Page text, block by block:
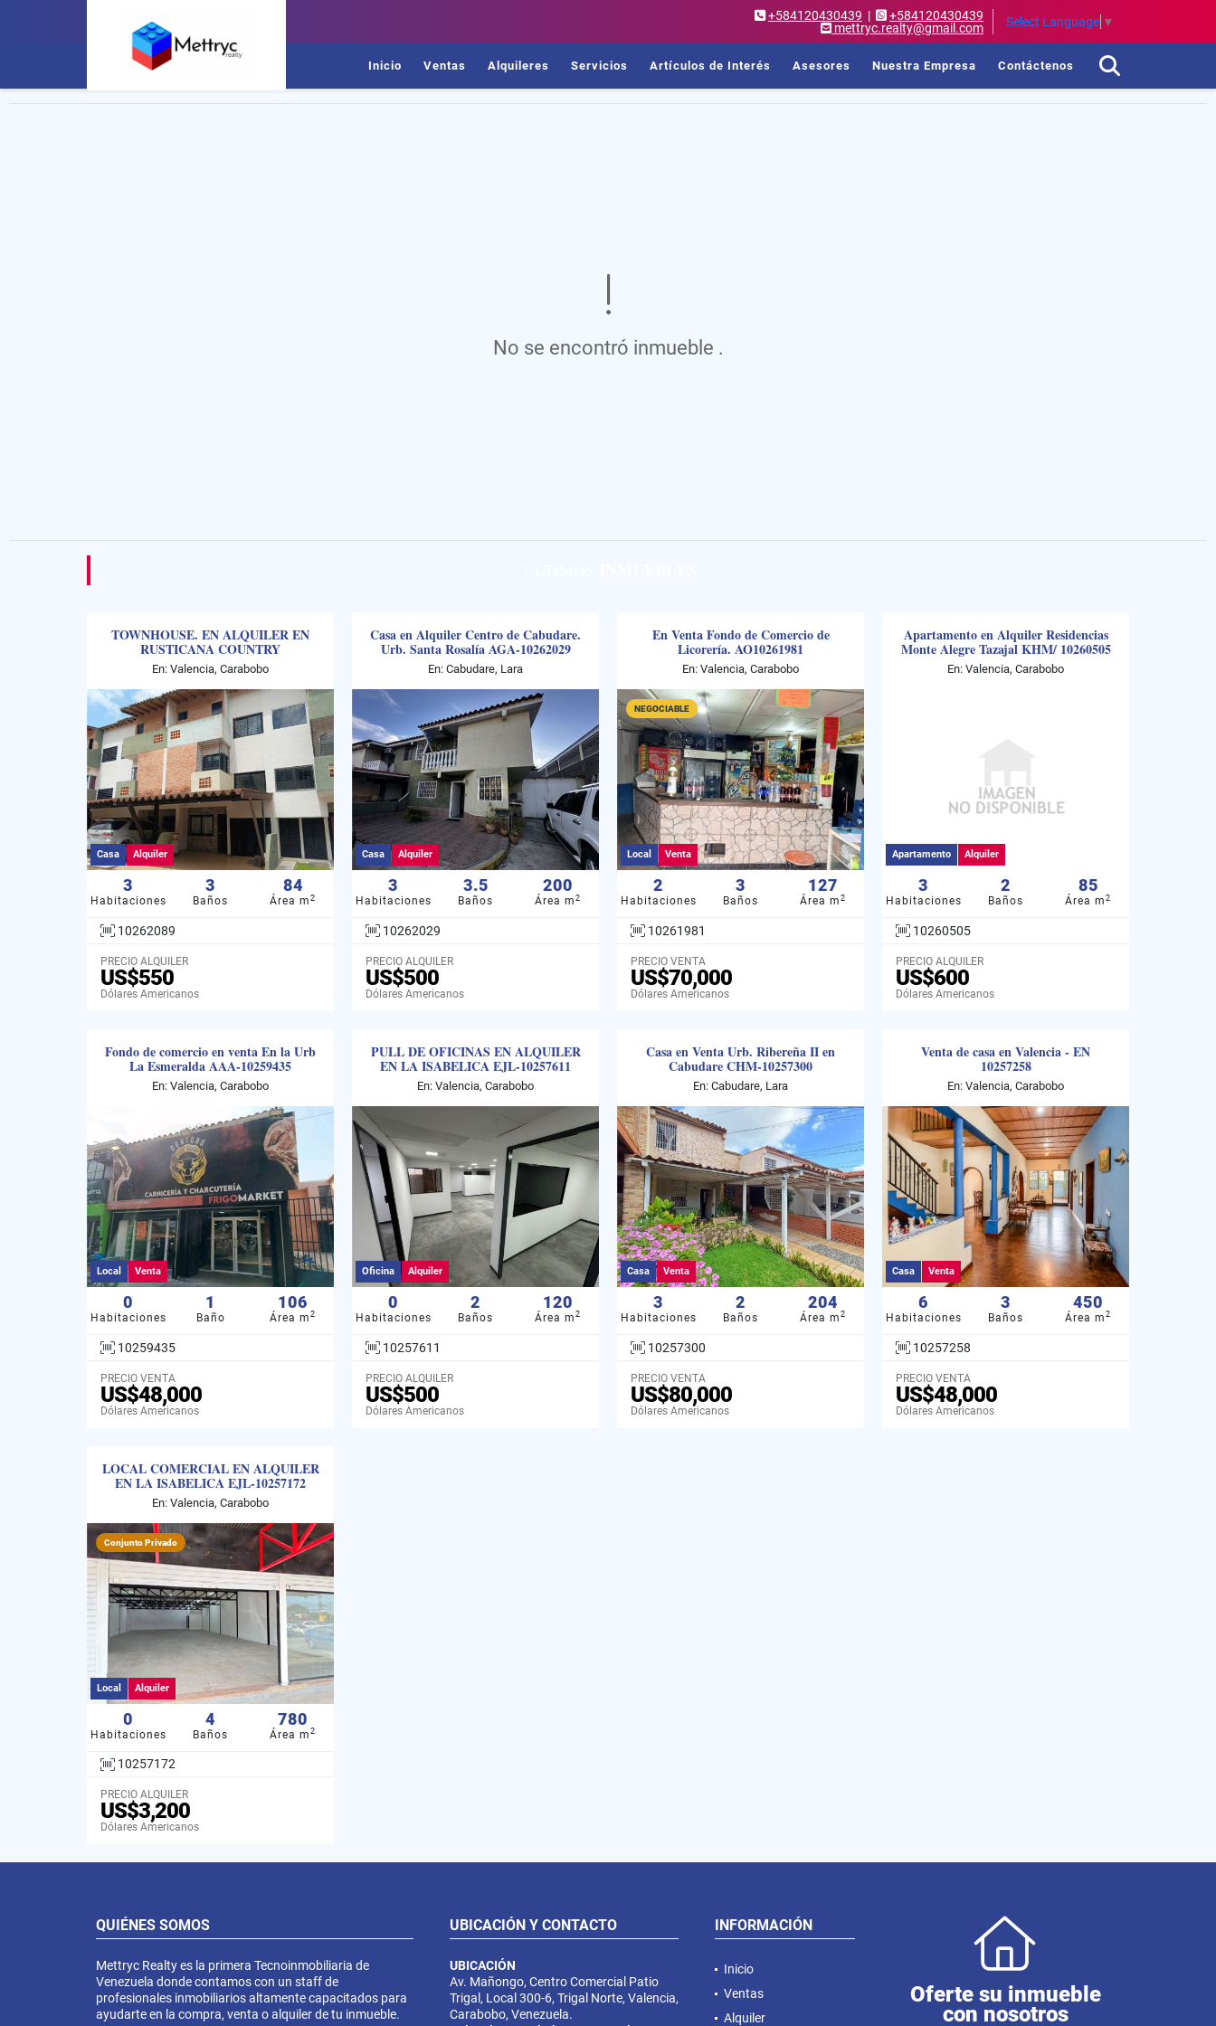
+584120430439 |
+584120430439
mettryc.realty@gmail.com
Select Language ▼
Inicio Ventas Alquileres Servicios Artículos de Interés Asesores Nuestra Empresa Contáctenos
No se encontró inmueble .
TOWNHOUSE. EN ALQUILER EN
RUSTICANA COUNTRY
NAGUANAGUA MVM-10262089
En: Valencia, Carabobo
Casa Alquiler
3
Habitaciones
3
Baños
84
Área m 2
10262089
PRECIO ALQUILER
US$550
Dólares Americanos
Casa en Alquiler Centro de Cabudare.
Urb. Santa Rosalía AGA-10262029
En: Cabudare, Lara
Casa Alquiler
3
Habitaciones
3.5
Baños
200
Área m 2
10262029
PRECIO ALQUILER
US$500
Dólares Americanos
En Venta Fondo de Comercio de
Licorería. AO10261981
En: Valencia, Carabobo
NEGOCIABLE
Local Venta
2
Habitaciones
3
Baños
127
Área m 2
10261981
PRECIO VENTA
US$70,000
Dólares Americanos
Apartamento en Alquiler Residencias
Monte Alegre Tazajal KHM/ 10260505
En: Valencia, Carabobo
Apartamento Alquiler
3
Habitaciones
2
Baños
85
Área m 2
10260505
PRECIO ALQUILER
US$600
Dólares Americanos
Fondo de comercio en venta En la Urb
La Esmeralda AAA-10259435
En: Valencia, Carabobo
Local Venta
0
Habitaciones
1
Baño
106
Área m 2
10259435
PRECIO VENTA
US$48,000
Dólares Americanos
PULL DE OFICINAS EN ALQUILER
EN LA ISABELICA EJL-10257611
En: Valencia, Carabobo
Oficina Alquiler
0
Habitaciones
2
Baños
120
Área m 2
10257611
PRECIO ALQUILER
US$500
Dólares Americanos
Casa en Venta Urb. Ribereña II en
Cabudare CHM-10257300
En: Cabudare, Lara
Casa Venta
3
Habitaciones
2
Baños
204
Área m 2
10257300
PRECIO VENTA
US$80,000
Dólares Americanos
Venta de casa en Valencia - EN
10257258
En: Valencia, Carabobo
Casa Venta
6
Habitaciones
3
Baños
450
Área m 2
10257258
PRECIO VENTA
US$48,000
Dólares Americanos
LOCAL COMERCIAL EN ALQUILER
EN LA ISABELICA EJL-10257172
En: Valencia, Carabobo
Conjunto Privado
Local Alquiler
0
Habitaciones
4
Baños
780
Área m 2
10257172
PRECIO ALQUILER
US$3,200
Dólares Americanos
QUIÉNES SOMOS
Mettryc Realty es la primera Tecnoinmobiliaria de
Venezuela donde contamos con un staff de
profesionales inmobiliarios altamente capacitados para
ayudarte en la compra, venta o alquiler de tu inmueble.
UBICACIÓN Y CONTACTO
UBICACIÓN
Av. Mañongo, Centro Comercial Patio
Trigal, Local 300-6, Trigal Norte, Valencia,
Carabobo, Venezuela.
INFORMACIÓN
Inicio
Ventas
Alquiler
Oferte su inmueble
con nosotros